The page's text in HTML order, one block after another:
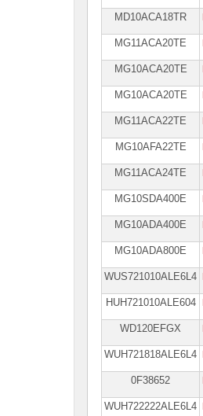
MD10ACA18TR
MG11ACA20TE
MG10ACA20TE
MG10ACA20TE
MG11ACA22TE
MG10AFA22TE
MG11ACA24TE
MG10SDA400E
MG10ADA400E
MG10ADA800E
WUS721010ALE6L4
HUH721010ALE604
WD120EFGX
WUH721818ALE6L4
0F38652
WUH722222ALE6L4